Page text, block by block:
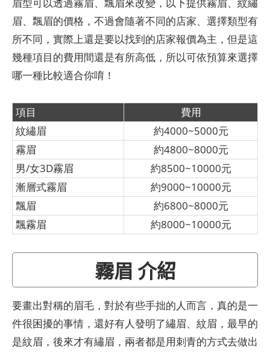
眉型可以透過霧眉、飄眉來改變，以下提供霧眉、紋繡
眉、飄眉的價格，不過會隨著不同的店家、選擇類型有
所不同，實際上還是要以找到的店家報價為主，但是這
幾種項目的費用間還是有所高低，所以可依預算來選擇
哪一種比較適合你唷！
項目
費用
紋繡眉
約4000~5000元
霧眉
約4800~8000元
男/女3D霧眉
約8500~10000元
漸層式霧眉
約9000~10000元
飄眉
約6800~8000元
飄霧眉
約8000~10000元
霧眉 介紹
要畫出對稱的眉毛，對於有些手拙的人而言，真的是一
件很困擾的事情，還好有人發明了繡眉、紋眉，最早的
是紋眉，後來才有繡眉，兩者都是用刺青的方式去做出